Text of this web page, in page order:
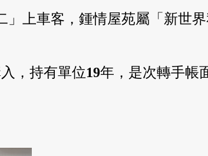
」上車客，鍾情屋苑屬「新世
，持有單位19年，是次轉手帳